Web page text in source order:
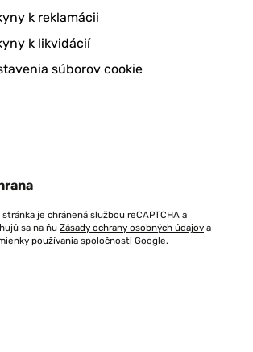
k reklamácii
k likvidácií
súborov cookie
stránka je chránená službou reCAPTCHA a
sa na ňu Zásady ochrany osobných údajov a
používania spoločnosti Google.